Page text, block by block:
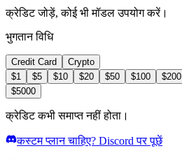
क्रेडिट जोड़ें, कोई भी मॉडल उपयोग करें।
भुगतान विधि
Credit Card
Crypto
$1 $5 $10 $20 $50 $100 $200
$5000
क्रेडिट कभी समाप्त नहीं होता।
कस्टम प्लान चाहिए? Discord पर पूछें